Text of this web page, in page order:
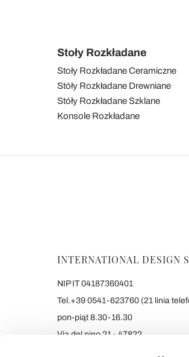
Stoły Rozkładane
Stoły Rozkładane Ceramiczne
Stóły Rozkładane Drewniane
Stóły Rozkładane Szklane
Konsole Rozkładane
INTERNATIONAL DESIGN
NIP IT 04187360401
Tel.+39 0541-623760 (21 linia
pon-piąt 8.30-16.30
Via del pino 21 - 47822